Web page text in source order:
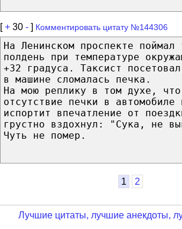
[+ 30 - ] Комментировать цитату №144306
На Ленинском проспекте поймал
полдень при температуре
+32 градуса. Таксист
в машине сломалась печка.
На мою реплику в том духе, что
отсутствие печки в автомобиле
испортит впечатление от
грустно вздохнул: "Сука, не
Чуть не помер.
1 2
Лучшие цитаты, лучшие анекдоты,